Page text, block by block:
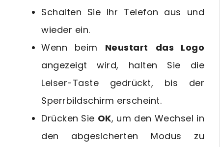
Schalten Sie Ihr Telefon aus und
wieder ein.
Wenn beim Neustart
das Logo
angezeigt wird, halten Sie die
Leiser-Taste gedrückt, bis der
Sperrbildschirm erscheint.
Drücken Sie OK, um den Wechsel in
den abgesicherten Modus zu